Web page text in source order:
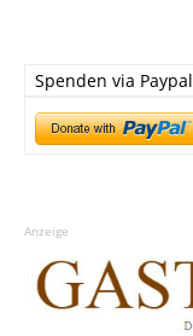
Spenden via Paypal
Anzeige